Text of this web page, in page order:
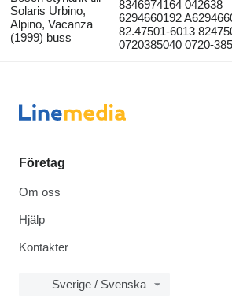
Solaris Urbino,
Alpino, Vacanza
(1999) buss
8346974164 042638
6294660192
82.47501-6013
0720385040 0720-
Företag
Om oss
Hjälp
Kontakter
Sverige / Svenska